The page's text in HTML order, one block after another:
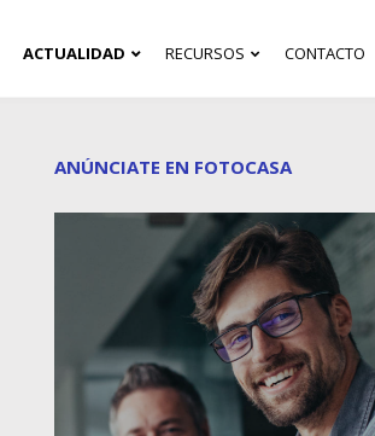
ACTUALIDAD RECURSOS CONTACTO
ANÚNCIATE EN FOTOCASA